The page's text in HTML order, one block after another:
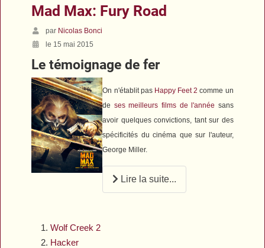
Mad Max: Fury Road
par Nicolas Bonci
le 15 mai 2015
Le témoignage de fer
On n'établit pas Happy Feet 2 comme un
de ses meilleurs films de l'année sans
avoir quelques convictions, tant sur des
spécificités du cinéma que sur l'auteur,
George Miller.
Lire la suite...
Wolf Creek 2
Hacker